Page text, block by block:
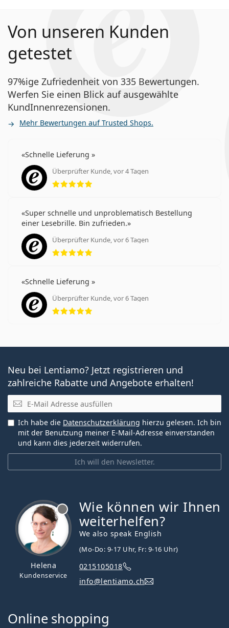
Austausch bevorzugen und die Kontaktlinsen
regelmäßig tragen
PureVision 2
Wie lange kann man die PureVision 2 tragen?
Kann man mit PureVision 2 schlafen?
Sind PureVision 2 und PureVision 2HD dasselbe?
Was ist besser: PureVision 2 oder Acuvue Oasys?
Was ist der Unterschied zwischen PureVision 2
Weitere Monatskontaktlinsen
die Anleitung.
Von unseren Kunden
getestet
97%ige Zufriedenheit von 335 Bewertungen.
Werfen Sie einen Blick auf ausgewählte
KundInnenrezensionen.
Mehr Bewertungen auf Trusted Shops.
Schnelle Lieferung
Überprüfter Kunde, vor 4 Tagen
Bewertung 5 aus 5
Super schnelle und unproblematisch Bestellung
einer Lesebrille. Bin zufrieden.
Überprüfter Kunde, vor 6 Tagen
Bewertung 5 aus 5
Schnelle Lieferung
Überprüfter Kunde, vor 6 Tagen
Bewertung 5 aus 5
Neu bei Lentiamo? Jetzt registrieren und
zahlreiche Rabatte und Angebote erhalten!
E-Mail
Ich will den Newsletter.
Ich habe die Datenschutzerklärung hierzu gelesen. Ich bin
mit der Benutzung meiner E-Mail-Adresse einverstanden
und kann dies jederzeit widerrufen.
Helena
Kundenservice
Wie können wir Ihnen
weiterhelfen?
We also speak English
(Mo-Do: 9-17 Uhr, Fr: 9-16 Uhr)
0215105018
info@lentiamo.ch
Online shopping